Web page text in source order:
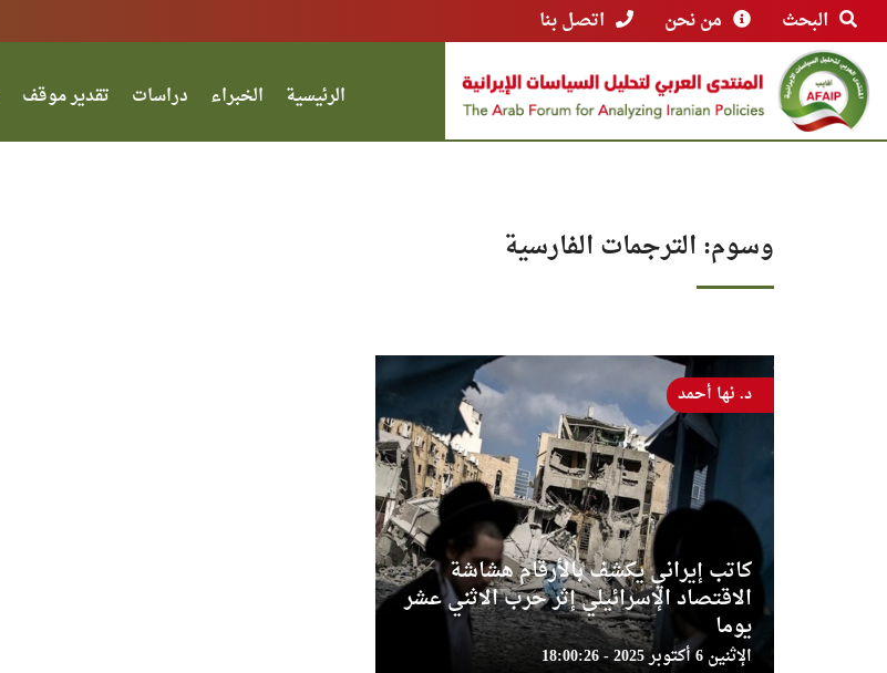
البحث من نحن اتصل بنا
الرئيسية الخبراء دراسات تقدير موقف
وسوم: الترجمات الفارسية
كاتب إيراني يكشف بالأرقام هشاشة
الاقتصاد الإسرائيلي إثر حرب الاثني عشر
يوما
الإثنين 6 أكتوبر 2025 - 18:00:26
د. نها أحمد